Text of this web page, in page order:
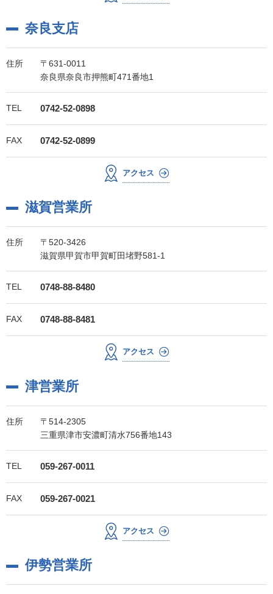
奈良支店
住所
〒631-0011
奈良県奈良市押熊町471番地1
TEL 0742-52-0898
FAX 0742-52-0899
アクセス
滋賀営業所
住所
〒520-3426
滋賀県甲賀市甲賀町田堵野581-1
TEL 0748-88-8480
FAX 0748-88-8481
アクセス
津営業所
住所
〒514-2305
三重県津市安濃町清水756番地143
TEL 059-267-0011
FAX 059-267-0021
アクセス
伊勢営業所